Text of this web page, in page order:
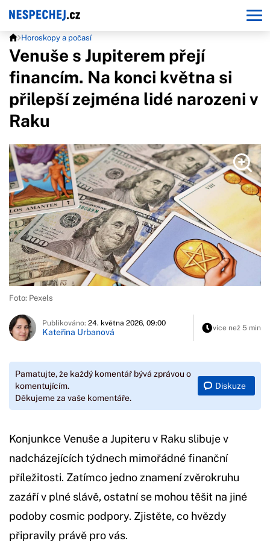
Horoskopy a počasí
Venuše s Jupiterem přejí
financím. Na konci května si
přilepší zejména lidé narozeni v
Raku
Foto: Pexels
Publikováno: 24. května 2026, 09:00
Kateřina Urbanová více než 5 min
Pamatujte, že každý komentář bývá zprávou o
komentujícím.
Děkujeme za vaše komentáře.
Diskuze
Konjunkce Venuše a Jupiteru v Raku slibuje v
nadcházejících týdnech mimořádné finanční
příležitosti. Zatímco jedno znamení zvěrokruhu
zazáří v plné slávě, ostatní se mohou těšit na jiné
podoby cosmic podpory. Zjistěte, co hvězdy
připravily právě pro vás.